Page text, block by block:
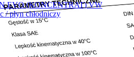
EVO (KONCENTRAT) VW
/ płyn chłodniczy